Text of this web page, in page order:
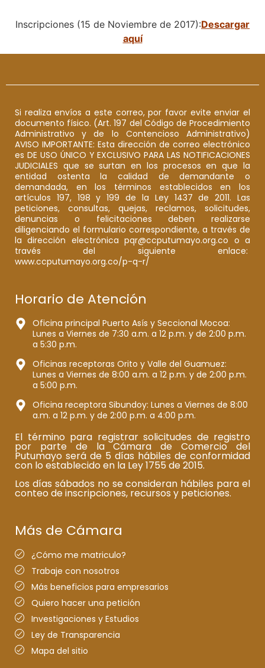
Inscripciones (15 de Noviembre de 2017):Descargar
aquí
Si realiza envíos a este correo, por favor evite enviar el
documento físico. (Art. 197 del Código de Procedimiento
Administrativo y de lo Contencioso Administrativo)
AVISO IMPORTANTE: Esta dirección de correo electrónico
es DE USO ÚNICO Y EXCLUSIVO PARA LAS NOTIFICACIONES
JUDICIALES que se surtan en los procesos en que la
entidad ostenta la calidad de demandante o
demandada, en los términos establecidos en los
artículos 197, 198 y 199 de la Ley 1437 de 2011. Las
peticiones, consultas, quejas, reclamos, solicitudes,
denuncias o felicitaciones deben realizarse
diligenciando el formulario correspondiente, a través de
la dirección electrónica pqr@ccputumayo.org.co o a
través del siguiente enlace:
www.ccputumayo.org.co/p-q-r/
Horario de Atención
Oficina principal Puerto Asís y Seccional Mocoa:
Lunes a Viernes de 7:30 a.m. a 12 p.m. y de 2:00 p.m.
a 5:30 p.m.
Oficinas receptoras Orito y Valle del Guamuez:
Lunes a Viernes de 8:00 a.m. a 12 p.m. y de 2:00 p.m.
a 5:00 p.m.
Oficina receptora Sibundoy: Lunes a Viernes de 8:00
a.m. a 12 p.m. y de 2:00 p.m. a 4:00 p.m.
El término para registrar solicitudes de registro
por parte de la Cámara de Comercio del
Putumayo será de 5 días hábiles de conformidad
con lo establecido en la Ley 1755 de 2015.
Los días sábados no se consideran hábiles para el
conteo de inscripciones, recursos y peticiones.
Más de Cámara
¿Cómo me matriculo?
Trabaje con nosotros
Más beneficios para empresarios
Quiero hacer una petición
Investigaciones y Estudios
Ley de Transparencia
Mapa del sitio